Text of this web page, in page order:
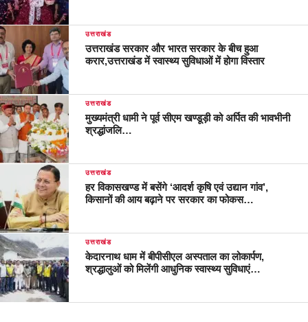
उत्तराखंड
उत्तराखंड सरकार और भारत सरकार के बीच हुआ
करार,उत्तराखंड में स्वास्थ्य सुविधाओं में होगा विस्तार
उत्तराखंड
मुख्यमंत्री धामी ने पूर्व सीएम खण्डूड़ी को अर्पित की भावभीनी
श्रद्धांजलि…
उत्तराखंड
हर विकासखण्ड में बसेंगे ‘आदर्श कृषि एवं उद्यान गांव’,
किसानों की आय बढ़ाने पर सरकार का फोकस…
उत्तराखंड
केदारनाथ धाम में बीपीसीएल अस्पताल का लोकार्पण,
श्रद्धालुओं को मिलेंगी आधुनिक स्वास्थ्य सुविधाएं…